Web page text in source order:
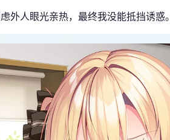
外人眼光亲热，最终我没能抵挡诱惑